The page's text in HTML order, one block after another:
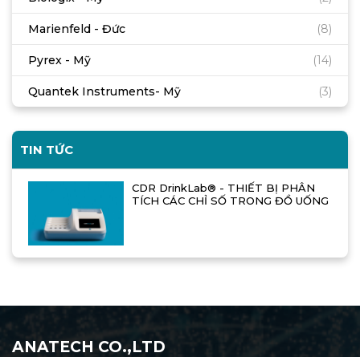
Marienfeld - Đức (8)
Pyrex - Mỹ (14)
Quantek Instruments- Mỹ (3)
TIN TỨC
CDR DrinkLab® - THIẾT BỊ PHÂN
TÍCH CÁC CHỈ SỐ TRONG ĐỒ UỐNG
ANATECH CO.,LTD